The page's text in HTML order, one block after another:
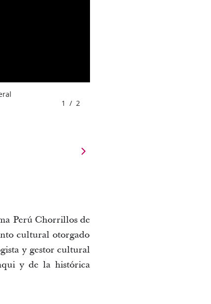
1 / 2
Perú Chorrillos de
cultural otorgado
y gestor cultural
y de la histórica